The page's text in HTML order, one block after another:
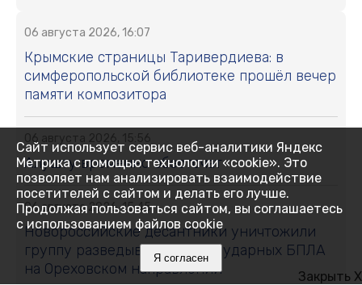
06 августа 2026, 16:07
Крымские страницы Таривердиева: в
симферопольской библиотеке прошёл вечер
памяти композитора
Алушту временно обесточат
06 августа 2026, 15:45
Новороссийские десантники уничтожили
группу разведывательных и ударных БПЛА
на Ореховском направлении
Закрыть X
Сайт использует сервис веб-аналитики Яндекс
Метрика с помощью технологии «cookie». Это
позволяет нам анализировать взаимодействие
посетителей с сайтом и делать его лучше.
Продолжая пользоваться сайтом, вы соглашаетесь
с использованием файлов cookie
Я согласен